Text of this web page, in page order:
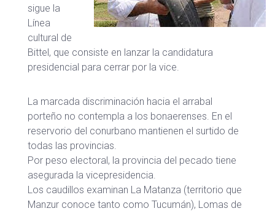
sigue la
Línea
cultural de
Bittel, que consiste en lanzar la candidatura
presidencial para cerrar por la vice.
La marcada discriminación hacia el arrabal
porteño no contempla a los bonaerenses. En el
reservorio del conurbano mantienen el surtido de
todas las provincias.
Por peso electoral, la provincia del pecado tiene
asegurada la vicepresidencia.
Los caudillos examinan La Matanza (territorio que
Manzur conoce tanto como Tucumán), Lomas de